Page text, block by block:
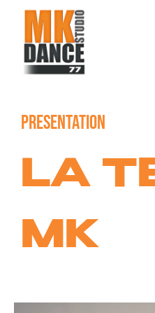
PRESENTATION
LA
MK